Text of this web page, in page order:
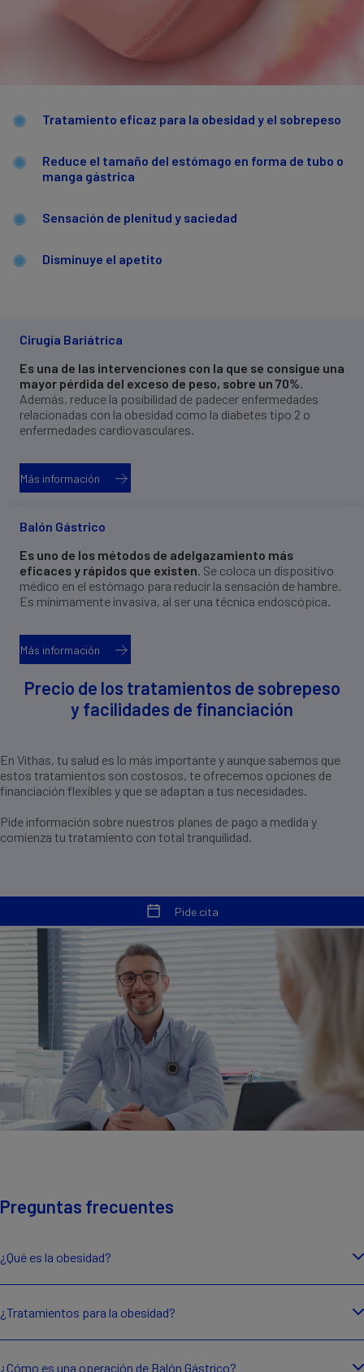
Tratamiento eficaz para la obesidad y el sobrepeso
Reduce el tamaño del estómago en forma de tubo o
manga gástrica
Sensación de plenitud y saciedad
Disminuye el apetito
Cirugía Bariátrica
Es una de las intervenciones con la que se consigue una
mayor pérdida del exceso de peso, sobre un 70%.
Además, reduce la posibilidad de padecer enfermedades
relacionadas con la obesidad como la diabetes tipo 2 o
enfermedades cardiovasculares.
Más información
Balón Gástrico
Es uno de los métodos de adelgazamiento más
eficaces y rápidos que existen. Se coloca un dispositivo
médico en el estómago para reducir la sensación de hambre.
Es mínimamente invasiva, al ser una técnica endoscópica.
Más información
Precio de los tratamientos de sobrepeso
y facilidades de financiación
En Vithas, tu salud es lo más importante y aunque sabemos que
estos tratamientos son costosos, te ofrecemos opciones de
financiación flexibles y que se adaptan a tus necesidades.
Pide información sobre nuestros planes de pago a medida y
comienza tu tratamiento con total tranquilidad.
Pide cita
Preguntas frecuentes
¿Qué es la obesidad?
¿Tratamientos para la obesidad?
¿Cómo es una operación de Balón Gástrico?